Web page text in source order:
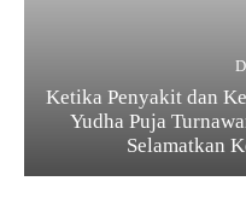
Ketika Penyakit dan
Yudha Puja
Selamatkan